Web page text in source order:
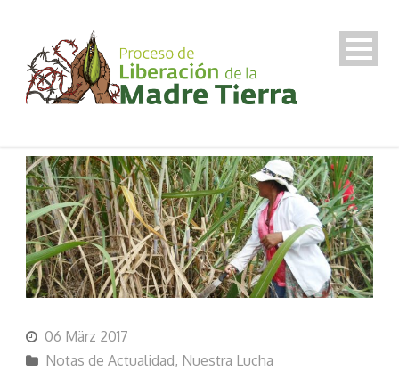
06 März 2017
Notas de Actualidad, Nuestra Lucha